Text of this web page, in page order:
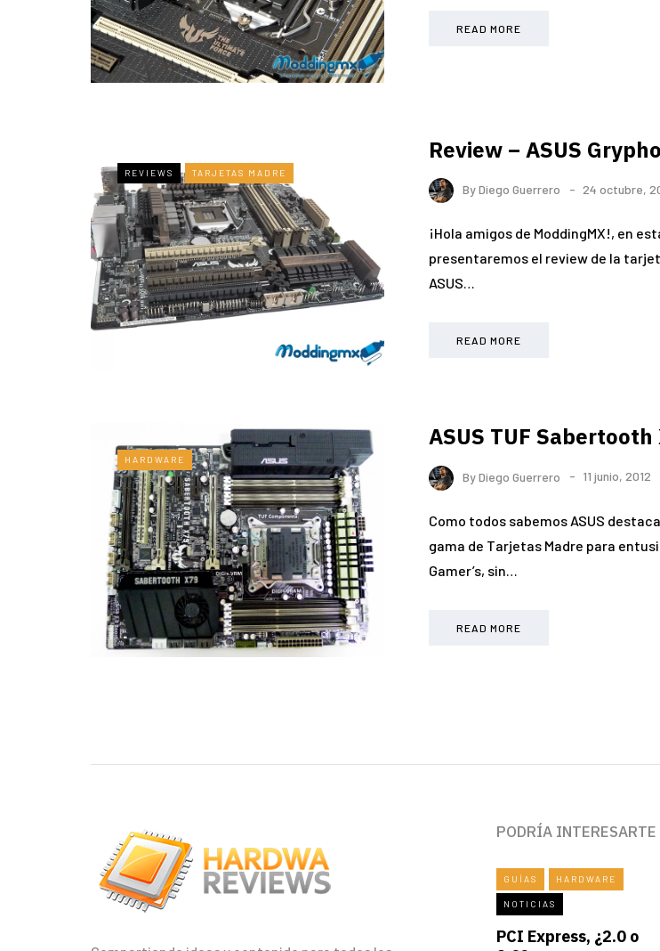
READ MORE
REVIEWS TARJETAS MADRE
Review – ASUS
ByDiego Guerrero 24 octubre,
¡Hola amigos de ModdingMX!, en
presentaremos el review de la
ASUS…
READ MORE
HARDWARE
ASUS TUF Sabertooth
ByDiego Guerrero 11 junio, 2012
Como todos sabemos ASUS
gama de Tarjetas Madre para
Gamer’s, sin…
READ MORE
PODRÍA INTERESARTE
GUÍAS HARDWARE
NOTICIAS
PCI Express, ¿2.0 o